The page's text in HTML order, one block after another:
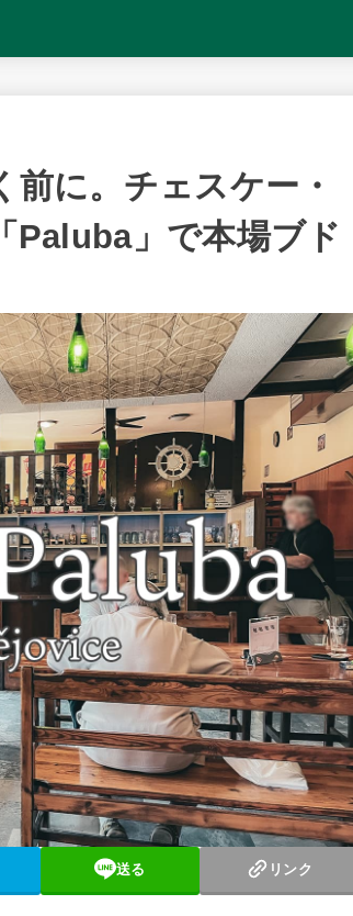
に。チェスケー・
Paluba」で本場ブド
送る リンク